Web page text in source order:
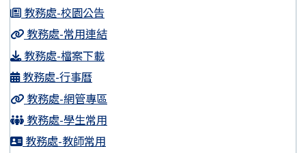
教務處-校園公告
教務處-常用連結
教務處-檔案下載
教務處-行事曆
教務處-網管專區
教務處-學生常用
教務處-教師常用